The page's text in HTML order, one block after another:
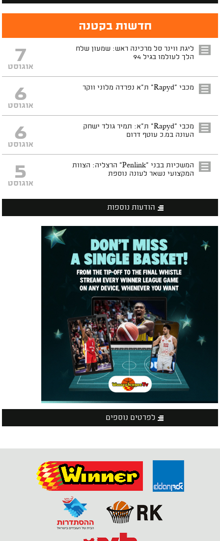
חדשות בקטנה
ליגת ווינר סל מרכינה ראש: שמעון שלח
הלך לעולמו בגיל 94
7
אוגוסט
מכבי "Rapyd" ת"א נפרדה מלוני ווקר 6
אוגוסט
מכבי "Rapyd" ת"א: תמיר גולד ישחק
העונה במ.כ עוטף דרום
6
אוגוסט
המשכיות בבני "Penlink" הרצליה: הצוות
המקצועי נשאר לעונה נוספת
5
אוגוסט
הודעות נוספות
לפרטים נוספים